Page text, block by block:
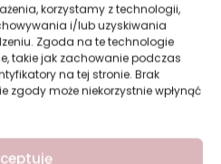
korzystamy z technologii,
i/lub uzyskiwania
Zgoda na te technologie
takie jak zachowanie podczas
na tej stronie. Brak
zgody może niekorzystnie wpłynąć
lampy Revers Gel Lac